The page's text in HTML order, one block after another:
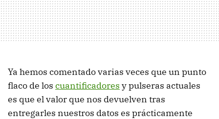
Ya hemos comentado varias veces que un punto
flaco de los cuantificadores y pulseras actuales
es que el valor que nos devuelven tras
entregarles nuestros datos es prácticamente